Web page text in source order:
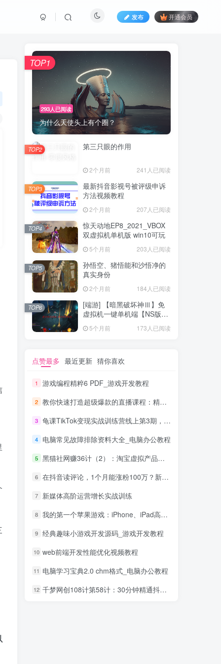
发布 开通会员
293人已阅读
为什么天使头上有个圈？
TOP1
第三只眼的作用
2个月前 241人已阅读
TOP2
最新抖音影视号被评级申诉
方法视频教程
2个月前 207人已阅读
TOP3
惊天动地EP8_2021_VBOX
双虚拟机单机版 win10可玩
5个月前 203人已阅读
TOP4
孙悟空、猪悟能和沙悟净的
真实身份
2个月前 184人已阅读
TOP5
[端游] 【暗黑破坏神Ⅲ】免
虚拟机一键单机端【NS版
5个月前 173人已阅读
TOP6
点赞最多 最近更新 猜你喜欢
1 游戏编程精粹6 PDF_游戏开发教程
2 教你快速打造超级爆款的直播课程：精炼干货的4S玩法（视频干货）
3 龟课TikTok变现实战训练营线上第3期，轻松月入10000+
4 电脑常见故障排除资料大全_电脑办公教程
5 黑猫社网赚36计（2）：淘宝虚拟产品赚钱项目
6 在抖音读评论，1个月能涨粉100万？新的财富密码
7 新媒体高阶运营增长实战训练
8 我的第一个苹果游戏：iPhone、iPad高端3D游戏从创意到App Store全程实录_游戏开发教程
9 经典趣味小游戏开发源码_游戏开发教程
10 web前端开发性能优化视频教程
11 电脑学习宝典2.0 chm格式_电脑办公教程
12 千梦网创108计第58计：30分钟精通抖音60帧超清3D技术